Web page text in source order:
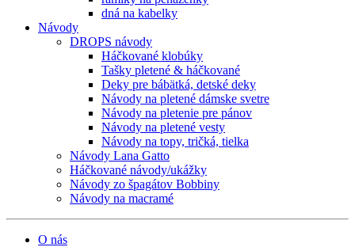
dná na kabelky
Návody
DROPS návody
Háčkované klobúky
Tašky pletené & háčkované
Deky pre bábätká, detské deky
Návody na pletené dámske svetre
Návody na pletenie pre pánov
Návody na pletené vesty
Návody na topy, tričká, tielka
Návody Lana Gatto
Háčkované návody/ukážky
Návody zo špagátov Bobbiny
Návody na macramé
O nás